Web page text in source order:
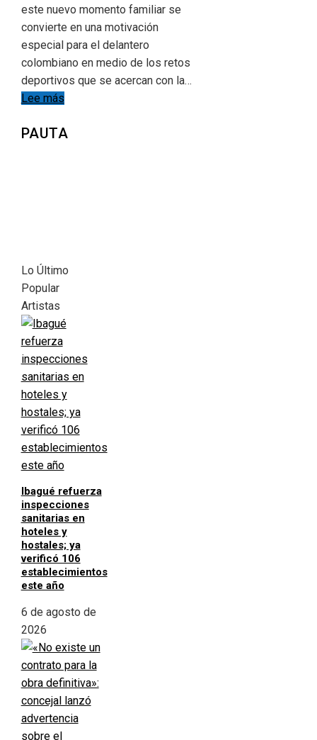
este nuevo momento familiar se
convierte en una motivación
especial para el delantero
colombiano en medio de los retos
deportivos que se acercan con la…
Lee más
PAUTA
Lo Último
Popular
Artistas
Ibagué refuerza
inspecciones
sanitarias en
hoteles y
hostales; ya
verificó 106
establecimientos
este año
6 de agosto de
2026